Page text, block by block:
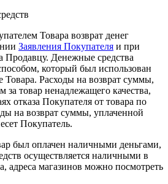
Товара возврат денег
Заявления Покупателя и при
Продавцу. Денежные средства
который был использован
Товара. Расходы на возврат суммы,
за товар ненадлежащего качества,
отказа Покупателя от товара по
на возврат суммы, уплаченной
Покупатель.
был оплачен наличными деньгами,
осуществляется наличными в
адреса магазинов можно посмотреть